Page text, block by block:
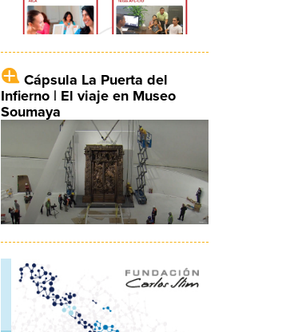
Cápsula La Puerta del
Infierno | El viaje en Museo
Soumaya